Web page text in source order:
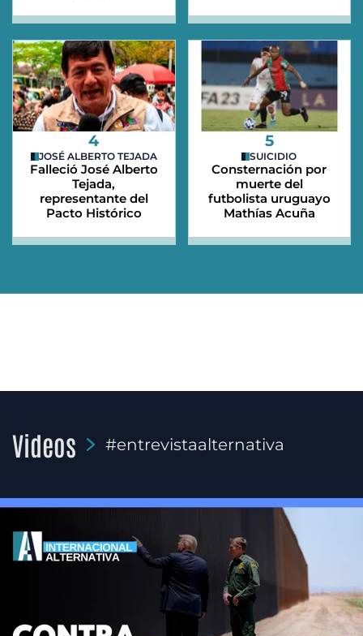
4
JOSÉ ALBERTO TEJADA
Falleció José Alberto
Tejada,
representante del
Pacto Histórico
5
SUICIDIO
Consternación por
muerte del
futbolista uruguayo
Mathías Acuña
Videos #entrevistaalternativa